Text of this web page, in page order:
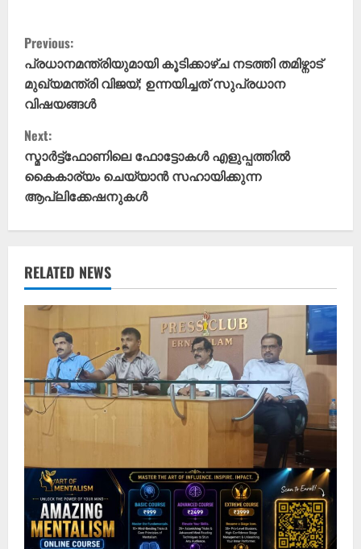
C
o
n
t
i
n
u
e
R
a
d
n
g
Previous:
പ്രധാനമന്ത്രിയുമായി കൂടിക്കാഴ്ച നടത്തി തമിഴ്നാട്
മുഖ്യമന്ത്രി വിജയ്; ഉന്നയിച്ചത് സുപ്രധാന
വിഷയങ്ങൾ
Next:
സ്മാർട്ട്ഫോണിലെ ഫോട്ടോകൾ എളുപ്പത്തിൽ
കൈകാര്യം ചെയ്യാൻ സഹായിക്കുന്ന
ആപ്ലിക്കേഷനുകൾ
RELATED NEWS